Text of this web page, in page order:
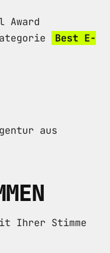
Best E-
aus
Ihrer Stimme